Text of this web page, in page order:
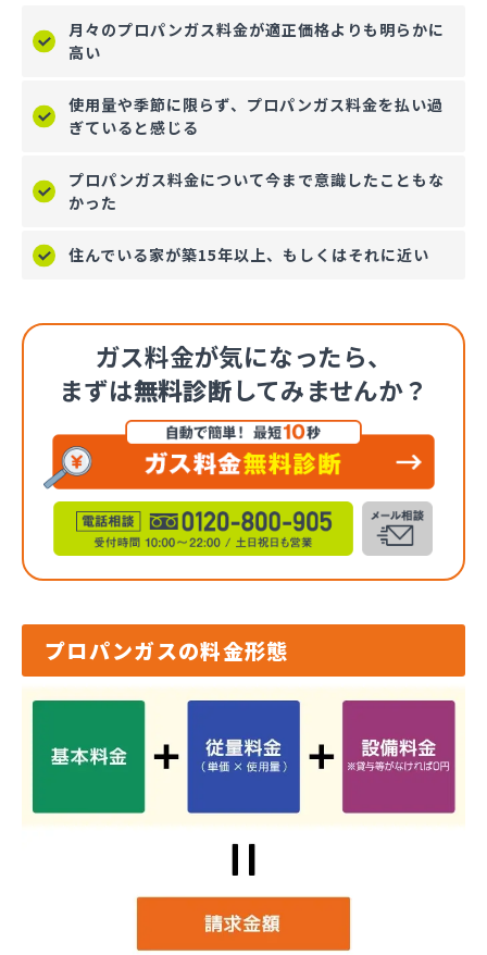
月々のプロパンガス料金が適正価格よりも明らかに
高い
使用量や季節に限らず、プロパンガス料金を払い過
ぎていると感じる
プロパンガス料金について今まで意識したこともな
かった
住んでいる家が築15年以上、もしくはそれに近い
ガス料金が気になったら、
まずは無料診断してみませんか？
プロパンガスの料金形態